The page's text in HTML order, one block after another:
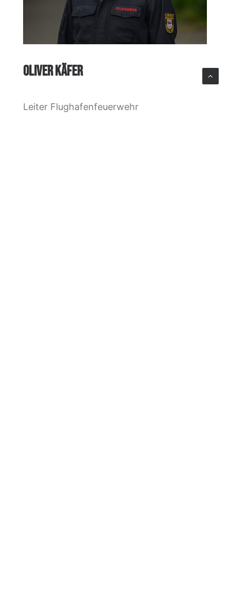
OLIVER KÄFER
Leiter Flughafenfeuerwehr